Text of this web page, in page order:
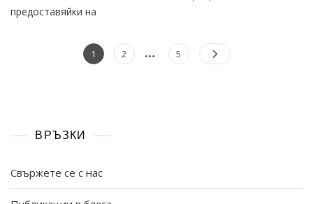
Ark
Минали
предоставяйки на
Posts
pagination
Page
1 Page
2 … Page
5
ВРЪЗКИ
Свържете се с нас